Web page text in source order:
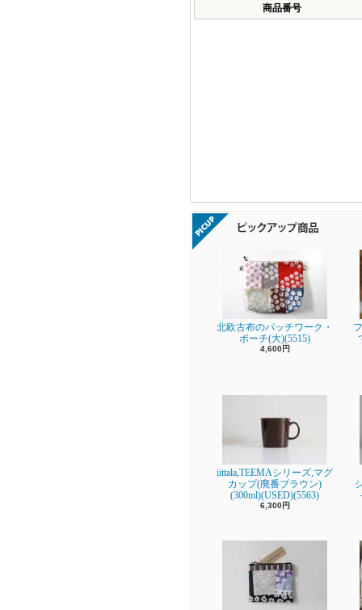
商品番号
北欧古布のパッチワーク・
ポーチ(大)(5515)
4,600円
iittala,TEEMAシリーズ,マグ
カップ(廃番ブラウン)
(300ml)(USED)(5563)
6,300円